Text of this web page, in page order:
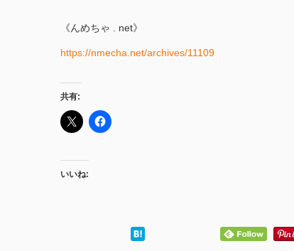
《んめちゃ . net》
https://nmecha.net/archives/11109
共有:
いいね: